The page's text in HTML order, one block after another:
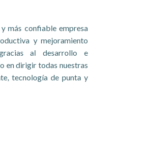
más confiable empresa
y mejoramiento
al desarrollo e
en dirigir todas nuestras
tecnología de punta y